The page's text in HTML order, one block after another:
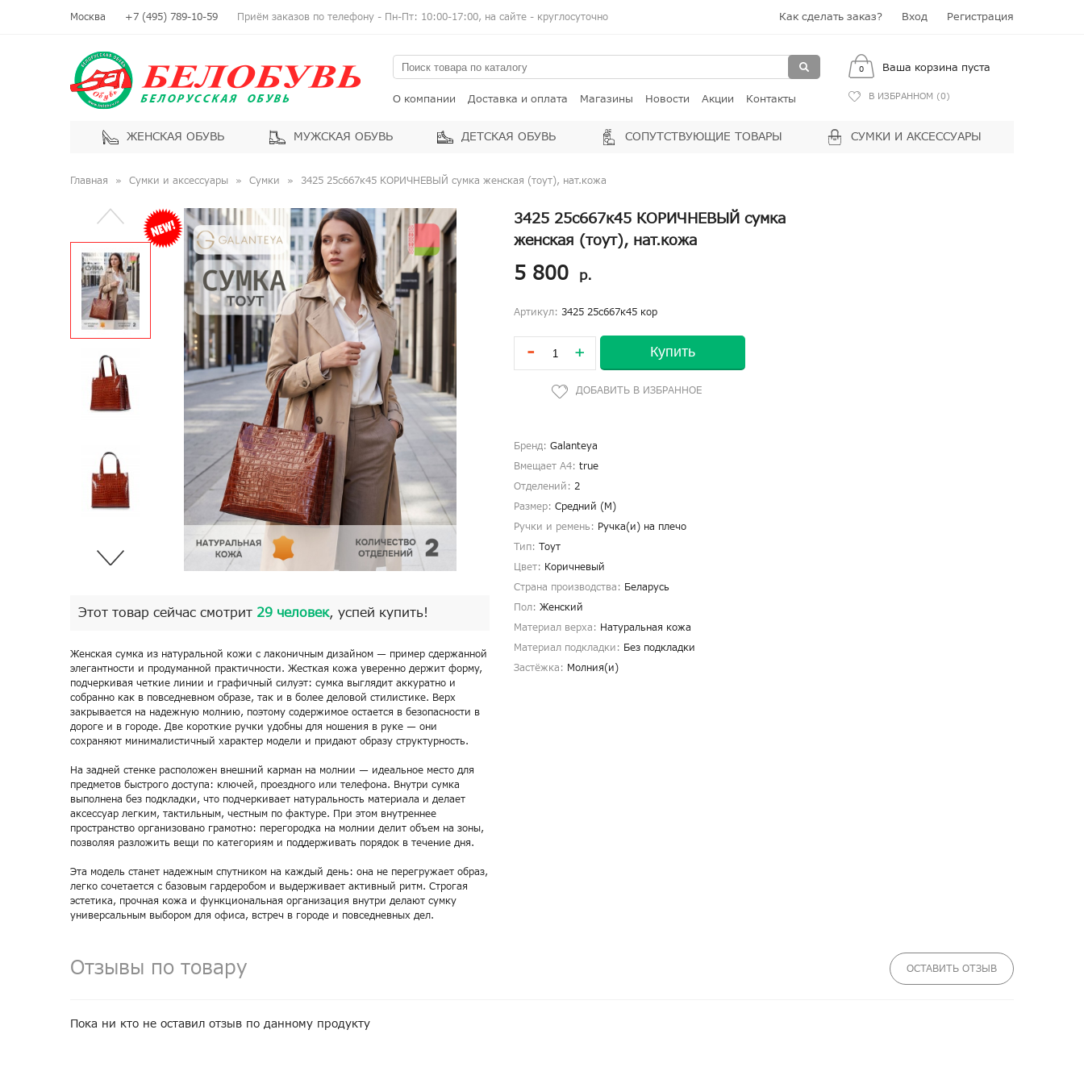
Москва +7 (495) 789-10-59 Приём заказов по телефону - Пн-Пт: 10:00-17:00, на сайте - круглосуточно Как сделать заказ? Вход Регистрация
О компании Доставка и оплата Магазины Новости Акции Контакты
0 Ваша корзина пуста
В ИЗБРАННОМ (0)
ЖЕНСКАЯ ОБУВЬ МУЖСКАЯ ОБУВЬ ДЕТСКАЯ ОБУВЬ СОПУТСТВУЮЩИЕ ТОВАРЫ СУМКИ И АКСЕССУАРЫ
Главная Сумки и аксессуары Сумки 3425 25с667к45 КОРИЧНЕВЫЙ сумка женская (тоут), нат.кожа
Этот товар сейчас смотрит 29 человек, успей купить!
Женская сумка из натуральной кожи с лаконичным дизайном — пример сдержанной
элегантности и продуманной практичности. Жесткая кожа уверенно держит форму,
подчеркивая четкие линии и графичный силуэт: сумка выглядит аккуратно и
собранно как в повседневном образе, так и в более деловой стилистике. Верх
закрывается на надежную молнию, поэтому содержимое остается в безопасности в
дороге и в городе. Две короткие ручки удобны для ношения в руке — они
сохраняют минималистичный характер модели и придают образу структурность.
На задней стенке расположен внешний карман на молнии — идеальное место для
предметов быстрого доступа: ключей, проездного или телефона. Внутри сумка
выполнена без подкладки, что подчеркивает натуральность материала и делает
аксессуар легким, тактильным, честным по фактуре. При этом внутреннее
пространство организовано грамотно: перегородка на молнии делит объем на зоны,
позволяя разложить вещи по категориям и поддерживать порядок в течение дня.
Эта модель станет надежным спутником на каждый день: она не перегружает образ,
легко сочетается с базовым гардеробом и выдерживает активный ритм. Строгая
эстетика, прочная кожа и функциональная организация внутри делают сумку
универсальным выбором для офиса, встреч в городе и повседневных дел.
3425 25с667к45 КОРИЧНЕВЫЙ сумка
женская (тоут), нат.кожа
5 800 р.
Артикул: 3425 25с667к45 кор
- + Купить
Бренд: Galanteya
Вмещает А4: true
Отделений: 2
Размер: Средний (M)
Ручки и ремень: Ручка(и) на плечо
Тип: Тоут
Цвет: Коричневый
Страна производства: Беларусь
Пол: Женский
Материал верха: Натуральная кожа
Материал подкладки: Без подкладки
Застёжка: Молния(и)
Отзывы по товару ОСТАВИТЬ ОТЗЫВ
Пока ни кто не оставил отзыв по данному продукту